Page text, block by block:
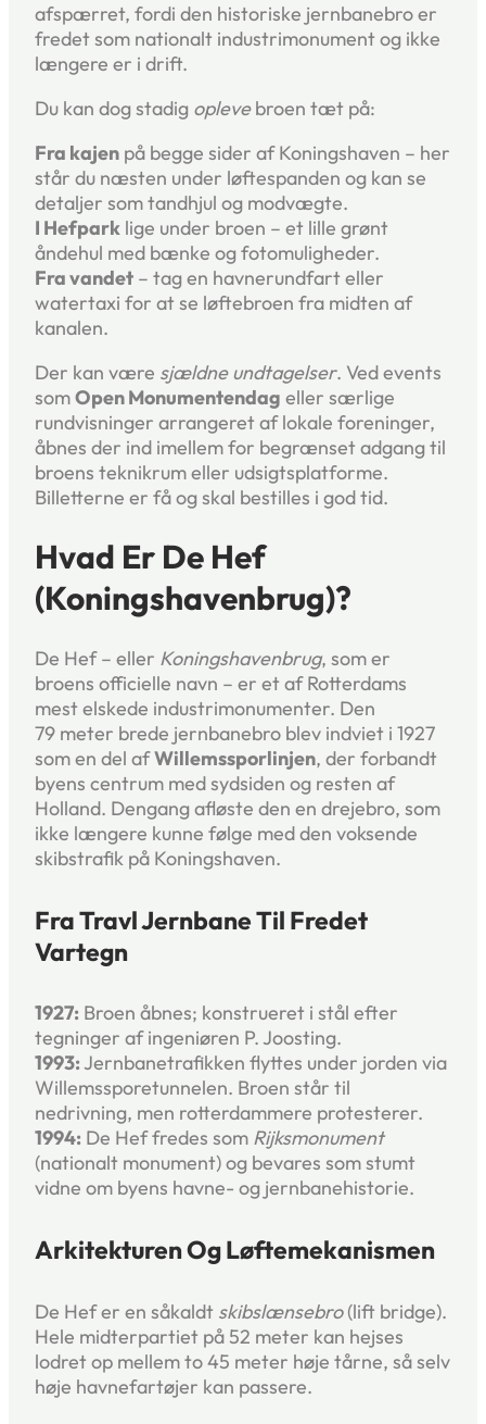
afspærret, fordi den historiske jernbanebro er
fredet som nationalt industrimonument og ikke
længere er i drift.
Du kan dog stadig oplevebroen tæt på:
Fra kajen på begge sider af Koningshaven – her
står du næsten under løftespanden og kan se
detaljer som tandhjul og modvægte.
I Hefpark lige under broen – et lille grønt
åndehul med bænke og fotomuligheder.
Fra vandet – tag en havnerundfart eller
watertaxi for at se løftebroen fra midten af
kanalen.
Der kan være sjældne undtagelser. Ved events
somOpen Monumentendag eller særlige
rundvisninger arrangeret af lokale foreninger,
åbnes der ind imellem for begrænset adgang til
broens teknikrum eller udsigtsplatforme.
Billetterne er få og skal bestilles i god tid.
Hvad Er De Hef
(Koningshavenbrug)?
De Hef – eller Koningshavenbrug, som er
broens officielle navn – er et af Rotterdams
mest elskede industrimonumenter. Den
79 meter brede jernbanebro blev indviet i 1927
som en del afWillemssporlinjen, der forbandt
byens centrum med sydsiden og resten af
Holland. Dengang afløste den en drejebro, som
ikke længere kunne følge med den voksende
skibstrafik på Koningshaven.
Fra Travl Jernbane Til Fredet
Vartegn
1927: Broen åbnes; konstrueret i stål efter
tegninger af ingeniøren P. Joosting.
1993:Jernbanetrafikken flyttes under jorden via
Willemssporetunnelen. Broen står til
nedrivning, men rotterdammere protesterer.
1994: De Hef fredes som Rijksmonument
(nationalt monument) og bevares som stumt
vidne om byens havne- og jernbanehistorie.
Arkitekturen Og Løftemekanismen
De Hef er en såkaldt skibslænsebro(lift bridge).
Hele midterpartiet på 52 meter kan hejses
lodret op mellem to 45 meter høje tårne, så selv
høje havnefartøjer kan passere.